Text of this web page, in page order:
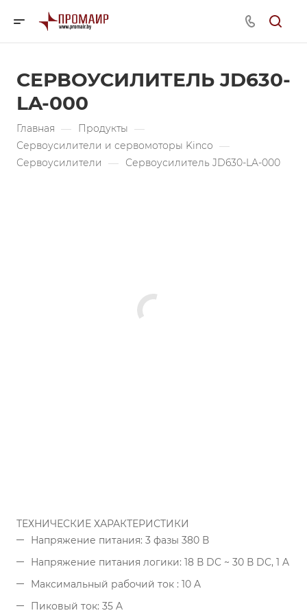
СЕРВОУСИЛИТЕЛЬ JD630-
LA-000
Главная — Продукты —
Сервоусилители и сервомоторы Kinco —
Сервоусилители — Сервоусилитель JD630-LA-000
ТЕХНИЧЕСКИЕ ХАРАКТЕРИСТИКИ
Напряжение питания: 3 фазы 380 В
Напряжение питания логики: 18 В DC ~ 30 В DC, 1 A
Максимальный рабочий ток : 10 A
Пиковый ток: 35 A